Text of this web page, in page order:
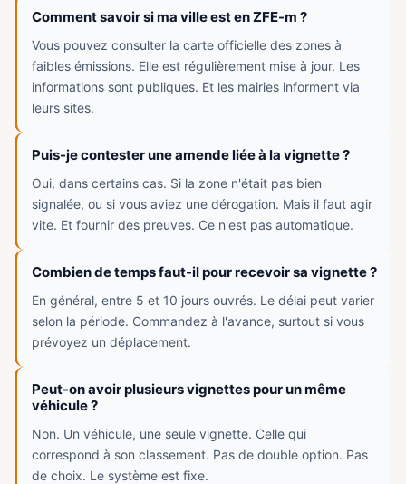
Comment savoir si ma ville est en ZFE-m ?
Vous pouvez consulter la carte officielle des zones à
faibles émissions. Elle est régulièrement mise à jour. Les
informations sont publiques. Et les mairies informent via
leurs sites.
Puis-je contester une amende liée à la vignette ?
Oui, dans certains cas. Si la zone n'était pas bien
signalée, ou si vous aviez une dérogation. Mais il faut agir
vite. Et fournir des preuves. Ce n'est pas automatique.
Combien de temps faut-il pour recevoir sa vignette ?
En général, entre 5 et 10 jours ouvrés. Le délai peut varier
selon la période. Commandez à l'avance, surtout si vous
prévoyez un déplacement.
Peut-on avoir plusieurs vignettes pour un même
véhicule ?
Non. Un véhicule, une seule vignette. Celle qui
correspond à son classement. Pas de double option. Pas
de choix. Le système est fixe.